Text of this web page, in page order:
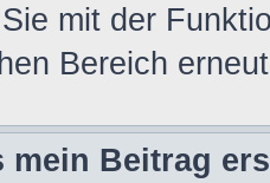
mit der
Bereich
mein Beitrag